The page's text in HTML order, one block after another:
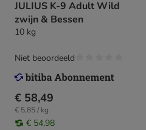
JULIUS K-9 Adult Wild
zwijn & Bessen
10 kg
€ 58,49
€ 5,85 / kg
€ 54,98
Niet beoordeeld